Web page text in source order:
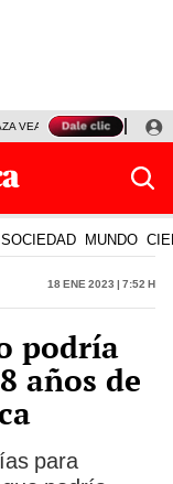
VEA FERIADOS
SOCIEDAD MUNDO
18 Ene 2023 | 7:52 h
podría
años de
para